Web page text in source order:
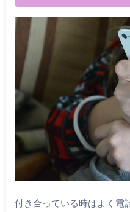
付き合っている時はよく電